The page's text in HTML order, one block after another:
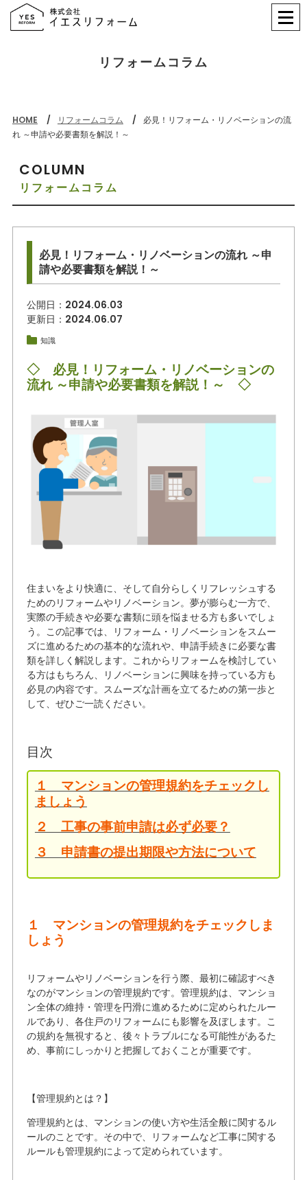
リフォームコラム
HOME リフォームコラム
必見！リフォーム・リノベーションの流
れ ～申請や必要書類を解説！～
COLUMN
リフォームコラム
必見！リフォーム・リノベーションの流れ ～申
請や必要書類を解説！～
公開日： 2024.06.03
更新日：2024.06.07
知識
◇ 必見！リフォーム・リノベーションの
流れ ～申請や必要書類を解説！～ ◇
住まいをより快適に、そして自分らしくリフレッシュする
ためのリフォームやリノベーション。夢が膨らむ一方で、
実際の手続きや必要な書類に頭を悩ませる方も多いでしょ
う。この記事では、リフォーム・リノベーションをスムー
ズに進めるための基本的な流れや、申請手続きに必要な書
類を詳しく解説します。これからリフォームを検討してい
る方はもちろん、リノベーションに興味を持っている方も
必見の内容です。スムーズな計画を立てるための第一歩と
して、ぜひご一読ください。
目次
１ マンションの管理規約をチェックし
ましょう
２ 工事の事前申請は必ず必要？
３ 申請書の提出期限や方法について
１ マンションの管理規約をチェックしま
しょう
リフォームやリノベーションを行う際、最初に確認すべき
なのがマンションの管理規約です。管理規約は、マンショ
ン全体の維持・管理を円滑に進めるために定められたルー
ルであり、各住戸のリフォームにも影響を及ぼします。こ
の規約を無視すると、後々トラブルになる可能性があるた
め、事前にしっかりと把握しておくことが重要です。
【管理規約とは？】
管理規約とは、マンションの使い方や生活全般に関するル
ールのことです。その中で、リフォームなど工事に関する
ルールも管理規約によって定められています。